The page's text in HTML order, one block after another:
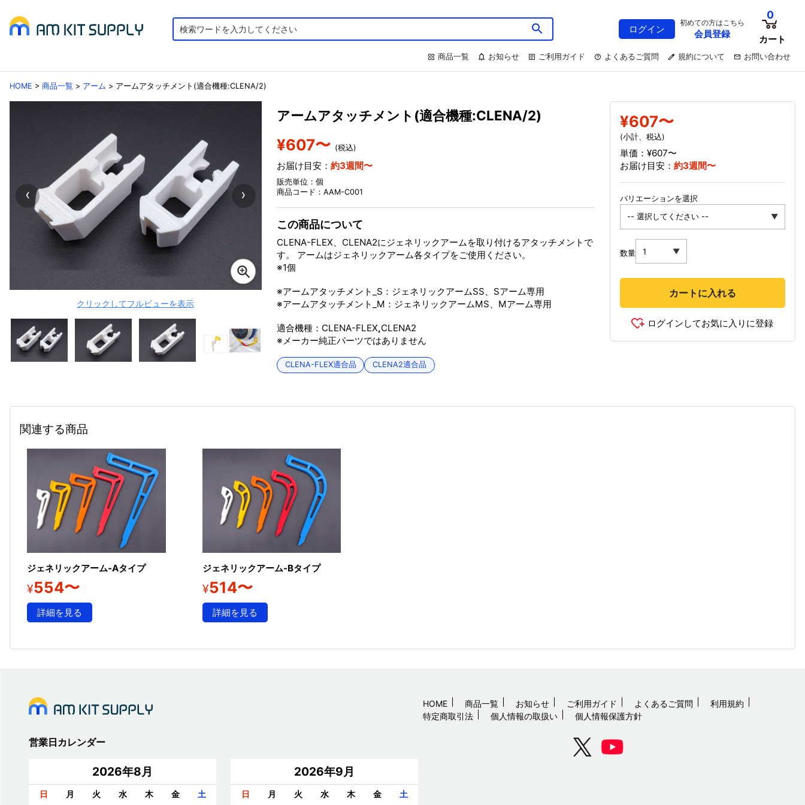
ログイン
初めての方はこちら
会員登録
0
カート
商品一覧 お知らせ ご利用ガイド よくあるご質問 規約について お問い合わせ
HOME > 商品一覧 > アーム > アームアタッチメント(適合機種:CLENA/2)
‹ ›
クリックしてフルビューを表示
アームアタッチメント(適合機種:CLENA/2)
¥607〜 (税込)
お届け目安： 約3週間〜
販売単位：個
商品コード：AAM-C001
この商品について
CLENA-FLEX、CLENA2にジェネリックアームを取り付けるアタッチメントで
す。 アームはジェネリックアーム各タイプをご使用ください。
※1個
※アームアタッチメント_S：ジェネリックアームSS、Sアーム専用
※アームアタッチメント_M：ジェネリックアームMS、Mアーム専用
適合機種：CLENA-FLEX,CLENA2
※メーカー純正パーツではありません
CLENA-FLEX適合品 CLENA2適合品
¥607〜
(小計、税込)
単価：¥607〜
お届け目安： 約3週間〜
バリエーションを選択
数量
カートに入れる
ログインしてお気に入りに登録
関連する商品
ジェネリックアーム-Aタイプ
¥554〜
詳細を見る
ジェネリックアーム-Bタイプ
¥514〜
詳細を見る
営業日カレンダー
2026年8月
日 月 火 水 木 金 土
2026年9月
日 月 火 水 木 金 土
HOME 商品一覧 お知らせ ご利用ガイド よくあるご質問
利用規約
特定商取引法
個人情報の取扱い 個人情報保護方針